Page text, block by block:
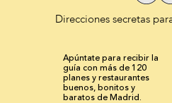
Direcciones secretas
Apúntate para recibir la
guía con más de 120
planes y restaurantes
buenos, bonitos y
baratos de Madrid.